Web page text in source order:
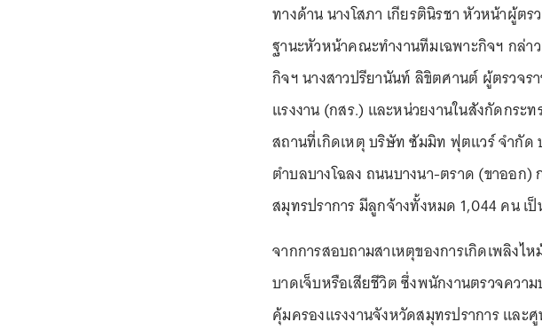
ทางด้าน นางโสภา เกียรตินิรชา หัวหน้าผู้ตร
ฐานะหัวหน้าคณะทำงานทีมเฉพาะกิจฯ กล่า
กิจฯ นางสาวปรียานันท์ ลิขิตศานต์ ผู้ตรวจร
แรงงาน (กสร.) และหน่วยงานในสังกัดกระ
สถานที่เกิดเหตุ บริษัท ซัมมิท ฟุตแวร์ จำกัด
ตำบลบางโฉลง ถนนบางนา-ตราด (ขาออก)
สมุทรปราการ มีลูกจ้างทั้งหมด 1,044 คน เ
จากการสอบถามสาเหตุของการเกิดเพลิงไ
บาดเจ็บหรือเสียชีวิต ซึ่งพนักงานตรวจควา
คุ้มครองแรงงานจังหวัดสมุทรปราการ และ